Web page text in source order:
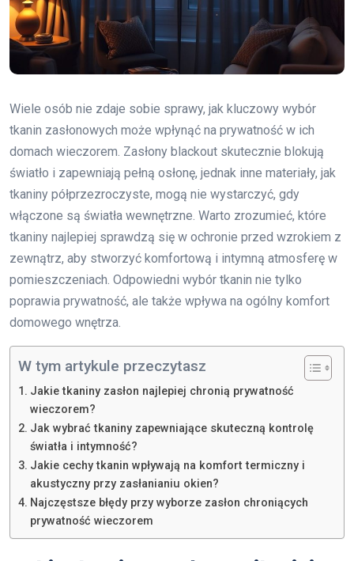
Wiele osób nie zdaje sobie sprawy, jak kluczowy wybór
tkanin zasłonowych może wpłynąć na prywatność w ich
domach wieczorem. Zasłony blackout skutecznie blokują
światło i zapewniają pełną osłonę, jednak inne materiały, jak
tkaniny półprzezroczyste, mogą nie wystarczyć, gdy
włączone są światła wewnętrzne. Warto zrozumieć, które
tkaniny najlepiej sprawdzą się w ochronie przed wzrokiem z
zewnątrz, aby stworzyć komfortową i intymną atmosferę w
pomieszczeniach. Odpowiedni wybór tkanin nie tylko
poprawia prywatność, ale także wpływa na ogólny komfort
domowego wnętrza.
W tym artykule przeczytasz
Jakie tkaniny zasłon najlepiej chronią prywatność
wieczorem?
Jak wybrać tkaniny zapewniające skuteczną kontrolę
światła i intymność?
Jakie cechy tkanin wpływają na komfort termiczny i
akustyczny przy zasłanianiu okien?
Najczęstsze błędy przy wyborze zasłon chroniących
prywatność wieczorem